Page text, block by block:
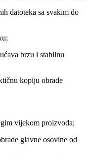
datoteka sa svakim do
brzu i stabilnu
kopiju obrade
vijekom proizvoda;
glavne osovine od